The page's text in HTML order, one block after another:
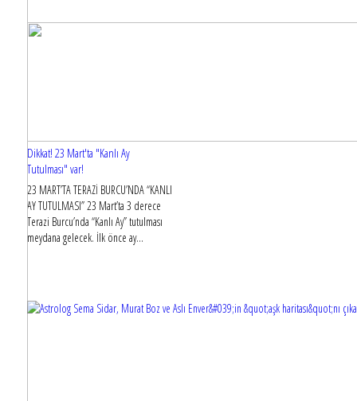
Dikkat! 23 Mart'ta "Kanlı Ay
Tutulması" var!
23 MART’TA TERAZİ BURCU’NDA “KANLI
AY TUTULMASI” 23 Mart’ta 3 derece
Terazi Burcu’nda “Kanlı Ay” tutulması
meydana gelecek. İlk önce ay...